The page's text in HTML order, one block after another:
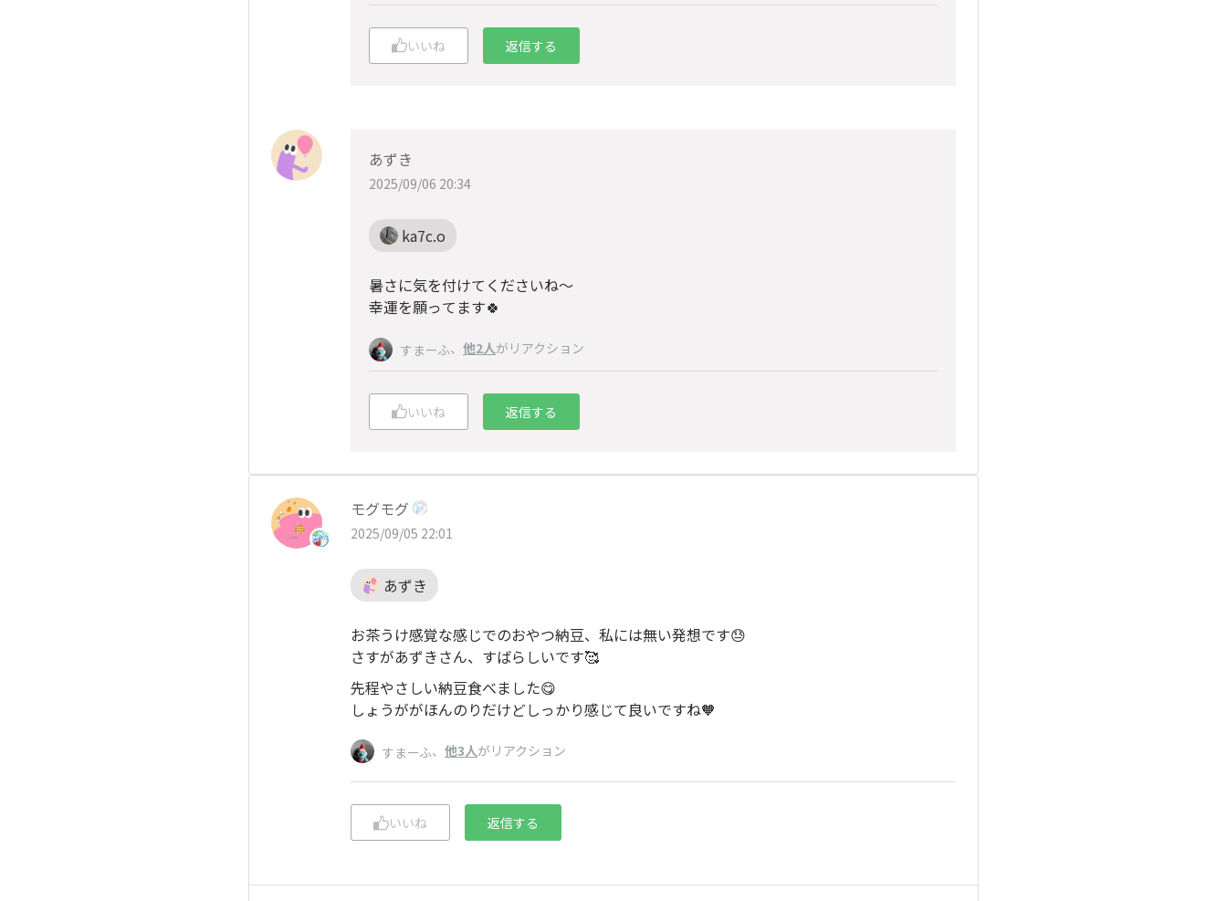
いいね 返信する
あずき
2025/09/06 20:34
ka7c.o
暑さに気を付けてくださいね～
幸運を願ってます🍀
すまーふ、 他2人がリアクション
いいね 返信する
モグモグ
2025/09/05 22:01
あずき
お茶うけ感覚な感じでのおやつ納豆、私には無い発想です😓
さすがあずきさん、すばらしいです🥰
先程やさしい納豆食べました😋
しょうががほんのりだけどしっかり感じて良いですね🧡
すまーふ、 他3人がリアクション
いいね 返信する